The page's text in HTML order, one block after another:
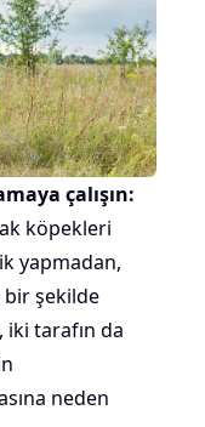
çalışın:
köpekleri
yapmadan,
bir şekilde
tarafın da
neden